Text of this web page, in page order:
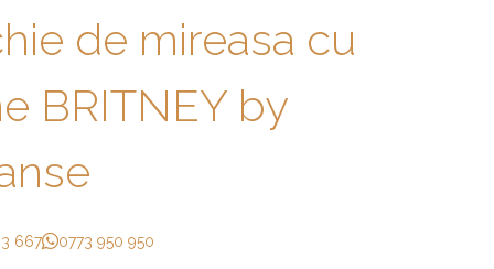
de mireasa cu
BRITNEY by
667 0773 950 950